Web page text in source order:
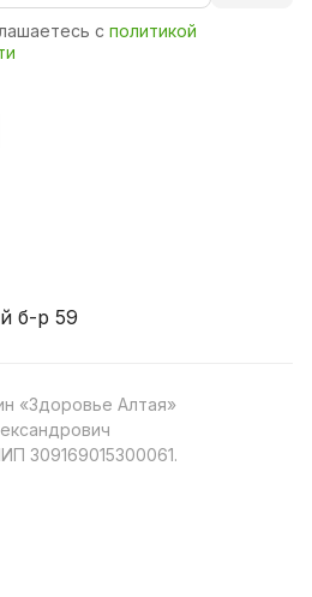
с политикой
б-р 59
«Здоровье Алтая»
309169015300061.